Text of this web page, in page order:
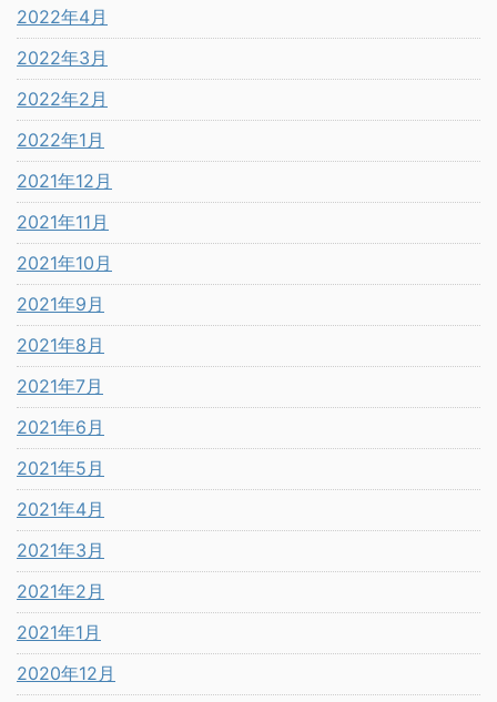
2022年4月
2022年3月
2022年2月
2022年1月
2021年12月
2021年11月
2021年10月
2021年9月
2021年8月
2021年7月
2021年6月
2021年5月
2021年4月
2021年3月
2021年2月
2021年1月
2020年12月